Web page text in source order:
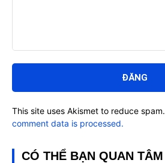
luận:
This site uses Akismet to reduce spam.
comment data is processed.
CÓ THỂ BẠN QUAN TÂM